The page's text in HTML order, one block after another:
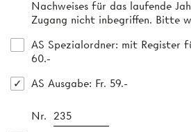
Nachweises für das laufende
Zugang nicht inbegriffen. Bitte
AS Spezialordner: mit Register
60.-
AS Ausgabe: Fr. 59.-
Nr.